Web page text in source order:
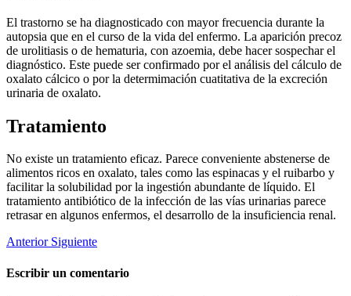
El trastorno se ha diagnosticado con mayor frecuencia durante la
autopsia que en el curso de la vida del enfermo. La aparición precoz
de urolitiasis o de hematuria, con azoemia, debe hacer sospechar el
diagnóstico. Este puede ser confirmado por el análisis del cálculo de
oxalato cálcico o por la determimación cuatitativa de la excreción
urinaria de oxalato.
Tratamiento
No existe un tratamiento eficaz. Parece conveniente abstenerse de
alimentos ricos en oxalato, tales como las espinacas y el ruibarbo y
facilitar la solubilidad por la ingestión abundante de líquido. El
tratamiento antibiótico de la infección de las vías urinarias parece
retrasar en algunos enfermos, el desarrollo de la insuficiencia renal.
Anterior Siguiente
Escribir un comentario